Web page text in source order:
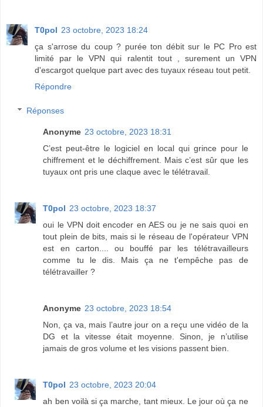
T0pol 23 octobre, 2023 18:24
ça s'arrose du coup ? purée ton débit sur le PC Pro est
limité par le VPN qui ralentit tout , surement un VPN
d'escargot quelque part avec des tuyaux réseau tout petit.
Répondre
Réponses
Anonyme 23 octobre, 2023 18:31
C’est peut-être le logiciel en local qui grince pour le
chiffrement et le déchiffrement. Mais c’est sûr que les
tuyaux ont pris une claque avec le télétravail.
T0pol 23 octobre, 2023 18:37
oui le VPN doit encoder en AES ou je ne sais quoi en
tout plein de bits, mais si le réseau de l'opérateur VPN
est en carton.... ou bouffé par les télétravailleurs
comme tu le dis. Mais ça ne t'empêche pas de
télétravailler ?
Anonyme 23 octobre, 2023 18:54
Non, ça va, mais l’autre jour on a reçu une vidéo de la
DG et la vitesse était moyenne. Sinon, je n’utilise
jamais de gros volume et les visions passent bien.
T0pol 23 octobre, 2023 20:04
ah ben voilà si ça marche, tant mieux. Le jour où ça ne